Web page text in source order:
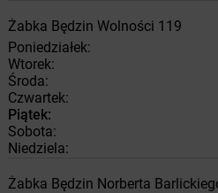
Żabka Będzin Wolności 119
Poniedziałek:
Wtorek:
Środa:
Czwartek:
Piątek:
Sobota:
Niedziela:
Żabka Będzin Norberta